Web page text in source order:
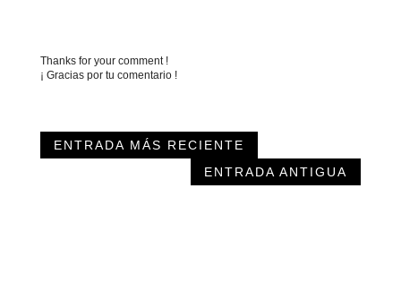
Thanks for your comment !
¡ Gracias por tu comentario !
ENTRADA MÁS RECIENTE
ENTRADA ANTIGUA